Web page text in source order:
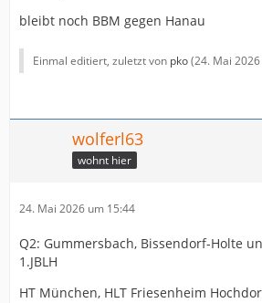
bleibt noch BBM gegen Hanau
Einmal editiert, zuletzt von pko(24. Mai
wolferl63
wohnt hier
24. Mai 2026 um 15:44
Q2: Gummersbach, Bissendorf-Holte
1.JBLH
HT München, HLT Friesenheim